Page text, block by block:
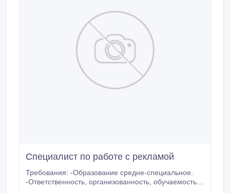
Специалист по работе с рекламой
Требования: -Образование средне-специальное.
-Ответственность, организованность, обучаемость.